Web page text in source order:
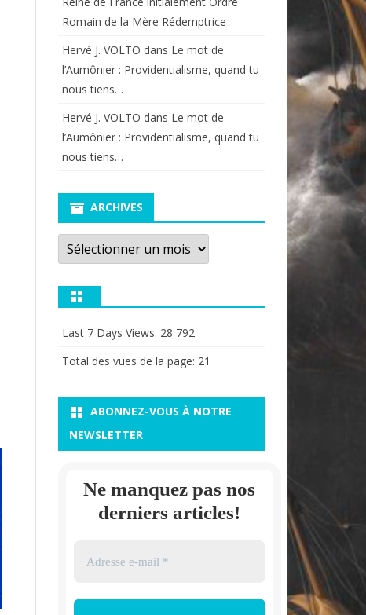
Romain de la Mère Rédemptrice
Hervé J. VOLTO dans Le mot de
l’Aumônier : Providentialisme, quand tu
nous tiens…
Hervé J. VOLTO dans Le mot de
l’Aumônier : Providentialisme, quand tu
nous tiens…
ARCHIVES
Archives
Last 7 Days Views: 28 792
Total des vues de la page: 21
ABONNEZ-VOUS À NOTRE
NEWSLETTER
Ne manquez pas nos
derniers articles!